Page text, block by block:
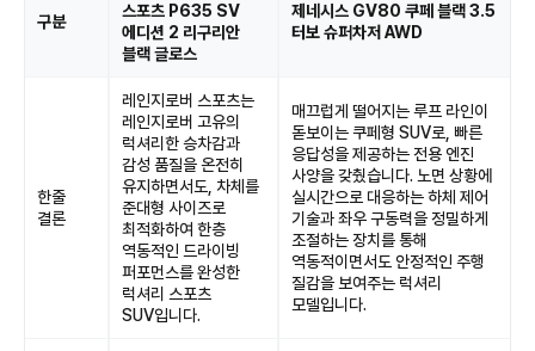
구분
스포츠 P635 SV
에디션 2 리구리안
블랙 글로스
제네시스 GV80 쿠페 블랙 3.5
터보 슈퍼차저 AWD
한줄
결론
레인지로버 스포츠는
레인지로버 고유의
럭셔리한 승차감과
감성 품질을 온전히
유지하면서도, 차체를
준대형 사이즈로
최적화하여 한층
역동적인 드라이빙
퍼포먼스를 완성한
럭셔리 스포츠
SUV입니다.
매끄럽게 떨어지는 루프 라인이
돋보이는 쿠페형 SUV로, 빠른
응답성을 제공하는 전용 엔진
사양을 갖췄습니다. 노면 상황에
실시간으로 대응하는 하체 제어
기술과 좌우 구동력을 정밀하게
조절하는 장치를 통해
역동적이면서도 안정적인 주행
질감을 보여주는 럭셔리
모델입니다.